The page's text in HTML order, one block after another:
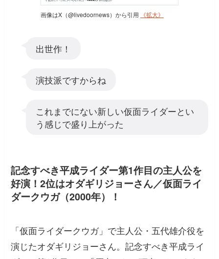
画像はX（@livedoornews）から引用 《拡大》
出世作！
演技派ですからね
これまでにない新しい仮面ライダーとい
う感じで盛り上がった
記念すべき平成ライダー第1作目の主人公を
好演！2位はオダギリジョーさん／仮面ライ
ダークウガ（2000年）！
「仮面ライダークウガ」で主人公・五代雄介役を
演じたオダギリジョーさん。記念すべき平成ライ